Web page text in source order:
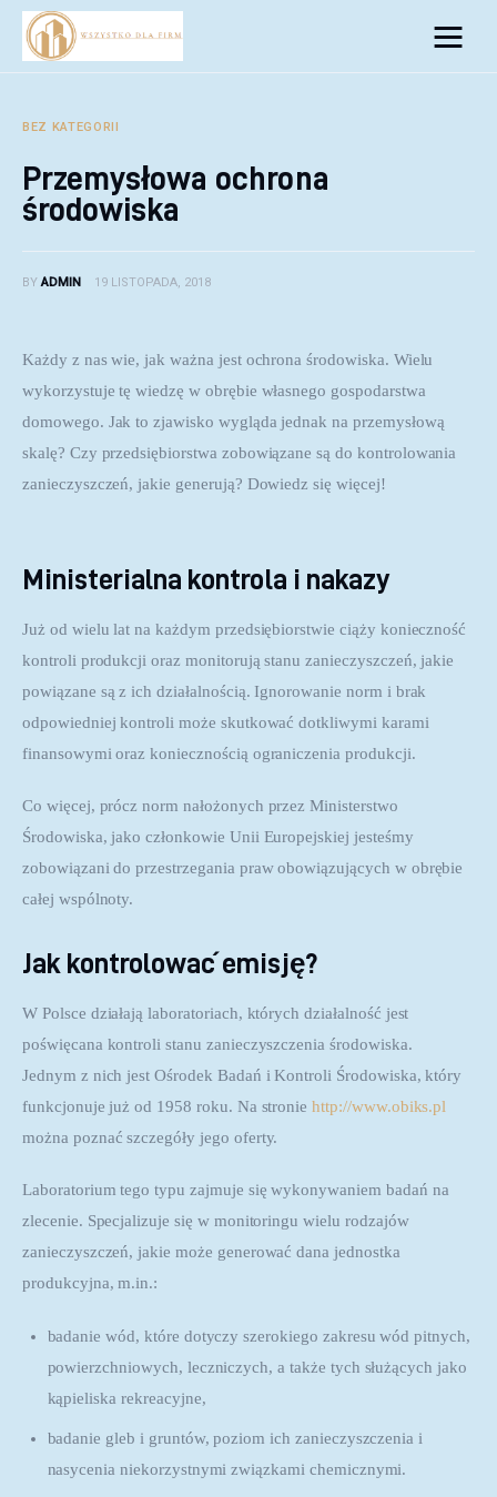
Biznes
Inwestycje
Rozwój
Porady
BEZ KATEGORII
Przemysłowa ochrona
środowiska
BY ADMIN 19 LISTOPADA, 2018
Każdy z nas wie, jak ważna jest ochrona środowiska. Wielu
wykorzystuje tę wiedzę w obrębie własnego gospodarstwa
domowego. Jak to zjawisko wygląda jednak na przemysłową
skalę? Czy przedsiębiorstwa zobowiązane są do kontrolowania
zanieczyszczeń, jakie generują? Dowiedz się więcej!
Ministerialna kontrola i nakazy
Już od wielu lat na każdym przedsiębiorstwie ciąży konieczność
kontroli produkcji oraz monitorują stanu zanieczyszczeń, jakie
powiązane są z ich działalnością. Ignorowanie norm i brak
odpowiedniej kontroli może skutkować dotkliwymi karami
finansowymi oraz koniecznością ograniczenia produkcji.
Co więcej, prócz norm nałożonych przez Ministerstwo
Środowiska, jako członkowie Unii Europejskiej jesteśmy
zobowiązani do przestrzegania praw obowiązujących w obrębie
całej wspólnoty.
Jak kontrolować emisję?
W Polsce działają laboratoriach, których działalność jest
poświęcana kontroli stanu zanieczyszczenia środowiska.
Jednym z nich jest Ośrodek Badań i Kontroli Środowiska, który
funkcjonuje już od 1958 roku. Na stronie http://www.obiks.pl
można poznać szczegóły jego oferty.
Laboratorium tego typu zajmuje się wykonywaniem badań na
zlecenie. Specjalizuje się w monitoringu wielu rodzajów
zanieczyszczeń, jakie może generować dana jednostka
produkcyjna, m.in.:
badanie wód, które dotyczy szerokiego zakresu wód pitnych,
powierzchniowych, leczniczych, a także tych służących jako
kąpieliska rekreacyjne,
badanie gleb i gruntów, poziom ich zanieczyszczenia i
nasycenia niekorzystnymi związkami chemicznymi.